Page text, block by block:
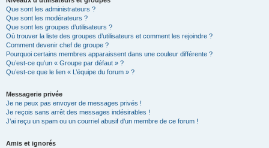
Que sont les administrateurs ?
Que sont les modérateurs ?
Que sont les groupes d’utilisateurs ?
Où trouver la liste des groupes d’utilisateurs et comment les rejoindre ?
Comment devenir chef de groupe ?
Pourquoi certains membres apparaissent dans une couleur différente ?
Qu’est-ce qu’un « Groupe par défaut » ?
Qu’est-ce que le lien « L’équipe du forum » ?
Messagerie privée
Je ne peux pas envoyer de messages privés !
Je reçois sans arrêt des messages indésirables !
J’ai reçu un spam ou un courriel abusif d’un membre de ce forum !
Amis et ignorés